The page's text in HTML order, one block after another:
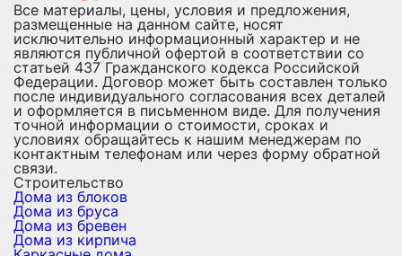
Все материалы, цены, условия и предложения,
размещенные на данном сайте, носят
исключительно информационный характер и не
являются публичной офертой в соответствии со
статьей 437 Гражданского кодекса Российской
Федерации. Договор может быть составлен только
после индивидуального согласования всех деталей
и оформляется в письменном виде. Для получения
точной информации о стоимости, сроках и
условиях обращайтесь к нашим менеджерам по
контактным телефонам или через форму обратной
связи.
Строительство
Дома из блоков
Дома из бруса
Дома из бревен
Дома из кирпича